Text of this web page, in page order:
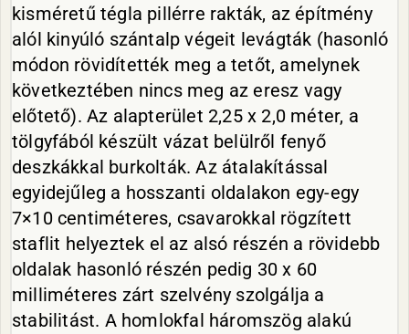
kisméretű tégla pillérre rakták, az építmény
alól kinyúló szántalp végeit levágták (hasonló
módon rövidítették meg a tetőt, amelynek
következtében nincs meg az eresz vagy
előtető). Az alapterület 2,25 x 2,0 méter, a
tölgyfából készült vázat belülről fenyő
deszkákkal burkolták. Az átalakítással
egyidejűleg a hosszanti oldalakon egy-egy
7×10 centiméteres, csavarokkal rögzített
staflit helyeztek el az alsó részén a rövidebb
oldalak hasonló részén pedig 30 x 60
milliméteres zárt szelvény szolgálja a
stabilitást. A homlokfal háromszög alakú